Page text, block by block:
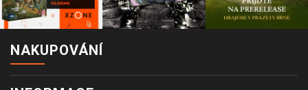
NAKUPOVÁNÍ